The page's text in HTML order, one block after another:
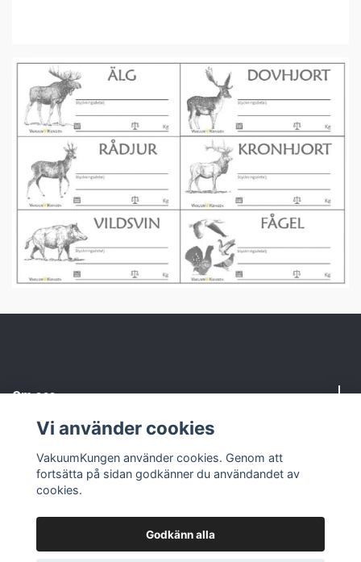
Om oss
Kundtjänst
Sociala medier
Vi använder cookies
VakuumKungen använder cookies. Genom att
fortsätta på sidan godkänner du användandet av
cookies.
Godkänn alla